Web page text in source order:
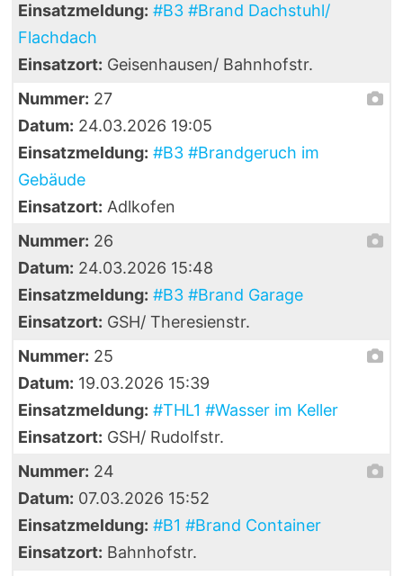
Einsatzmeldung: #B3 #Brand Dachstuhl/
Flachdach
Einsatzort: Geisenhausen/ Bahnhofstr.
Nummer: 27
Datum: 24.03.2026 19:05
Einsatzmeldung: #B3 #Brandgeruch im
Gebäude
Einsatzort: Adlkofen
Nummer: 26
Datum: 24.03.2026 15:48
Einsatzmeldung: #B3 #Brand Garage
Einsatzort: GSH/ Theresienstr.
Nummer: 25
Datum: 19.03.2026 15:39
Einsatzmeldung: #THL1 #Wasser im Keller
Einsatzort: GSH/ Rudolfstr.
Nummer: 24
Datum: 07.03.2026 15:52
Einsatzmeldung: #B1 #Brand Container
Einsatzort: Bahnhofstr.